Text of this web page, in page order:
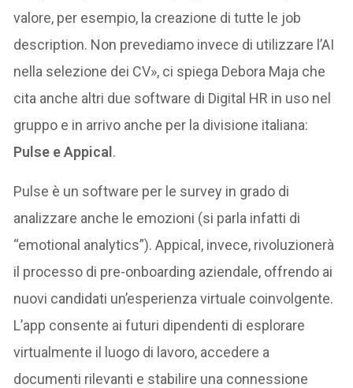
valore, per esempio, la creazione di tutte le job
description. Non prevediamo invece di utilizzare l’AI
nella selezione dei CV», ci spiega Debora Maja che
cita anche altri due software di Digital HR in uso nel
gruppo e in arrivo anche per la divisione italiana:
Pulse e Appical.
Pulse è un software per le survey in grado di
analizzare anche le emozioni (si parla infatti di
“emotional analytics”). Appical, invece, rivoluzionerà
il processo di pre-onboarding aziendale, offrendo ai
nuovi candidati un’esperienza virtuale coinvolgente.
L’app consente ai futuri dipendenti di esplorare
virtualmente il luogo di lavoro, accedere a
documenti rilevanti e stabilire una connessione